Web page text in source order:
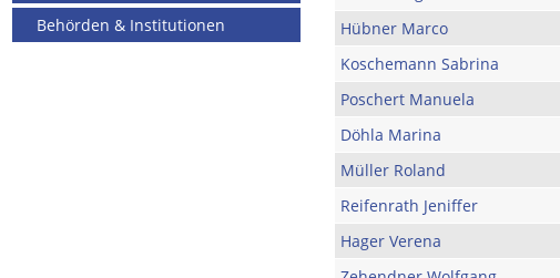
Behörden & Institutionen
Hübner Marco
Koschemann Sabrina
Poschert Manuela
Döhla Marina
Müller Roland
Reifenrath Jeniffer
Hager Verena